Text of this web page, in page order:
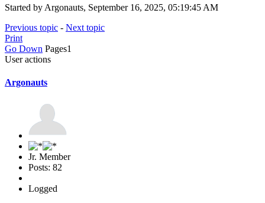
Started by Argonauts, September 16, 2025, 05:19:45 AM
Previous topic - Next topic
Print
Go Down Pages1
User actions
Argonauts
Jr. Member
Posts: 82
Logged